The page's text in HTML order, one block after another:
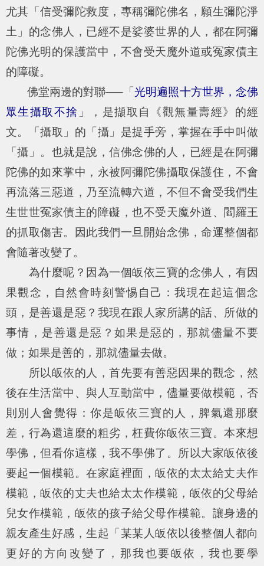
尤其「信受彌陀救度，專稱彌陀佛名，願生彌陀淨
土」的念佛人，已經不是娑婆世界的人，都在阿彌
陀佛光明的保護當中，不會受天魔外道或冤家債主
的障礙。
佛堂兩邊的對聯—–「光明遍照十方世界，念佛
眾生攝取不捨 」，是擷取自《觀無量壽經》的經
文。「攝取」的「攝」是提手旁，掌握在手中叫做
「攝」。也就是說，信佛念佛的人，已經是在阿彌
陀佛的如來掌中，永被阿彌陀佛攝取保護住，不會
再流落三惡道，乃至流轉六道，不但不會受我們生
生世世冤家債主的障礙，也不受天魔外道、閻羅王
的抓取傷害。因此我們一旦開始念佛，命運整個都
會隨著改變了。
為什麼呢？因為一個皈依三寶的念佛人，有因
果觀念，自然會時刻警惕自己：我現在起這個念
頭，是善還是惡？我現在跟人家所講的話、所做的
事情，是善還是惡？如果是惡的，那就儘量不要
做；如果是善的，那就儘量去做。
所以皈依的人，首先要有善惡因果的觀念，然
後在生活當中、與人互動當中，儘量要做模範，否
則別人會覺得：你是皈依三寶的人，脾氣還那麼
差，行為還這麼的粗劣，枉費你皈依三寶。本來想
學佛，但看你這樣，我不學佛了。所以大家皈依後
要起一個模範。在家庭裡面，皈依的太太給丈夫作
模範，皈依的丈夫也給太太作模範，皈依的父母給
兒女作模範，皈依的孩子給父母作模範。讓身邊的
親友產生好感，生起「某某人皈依以後整個人都向
更好的方向改變了，那我也要皈依，我也要學